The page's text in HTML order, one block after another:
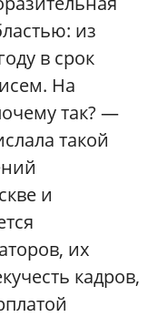
из
в срок
На
так? —
такой
и
их
кадров,